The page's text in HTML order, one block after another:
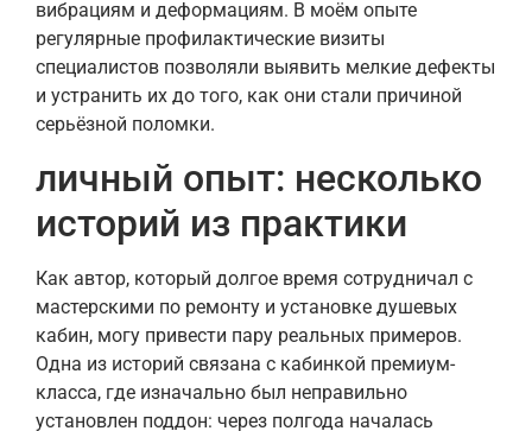
вибрациям и деформациям. В моём опыте
регулярные профилактические визиты
специалистов позволяли выявить мелкие дефекты
и устранить их до того, как они стали причиной
серьёзной поломки.
личный опыт: несколько
историй из практики
Как автор, который долгое время сотрудничал с
мастерскими по ремонту и установке душевых
кабин, могу привести пару реальных примеров.
Одна из историй связана с кабинкой премиум-
класса, где изначально был неправильно
установлен поддон: через полгода началась